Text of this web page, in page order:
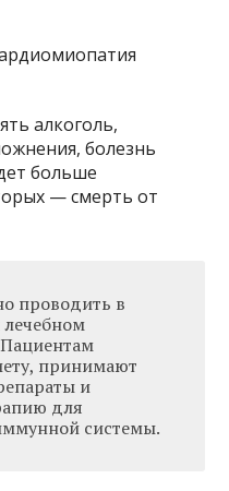
алкоголь,
болезнь
больше
— смерть от
проводить в
принимают
и
для
системы.